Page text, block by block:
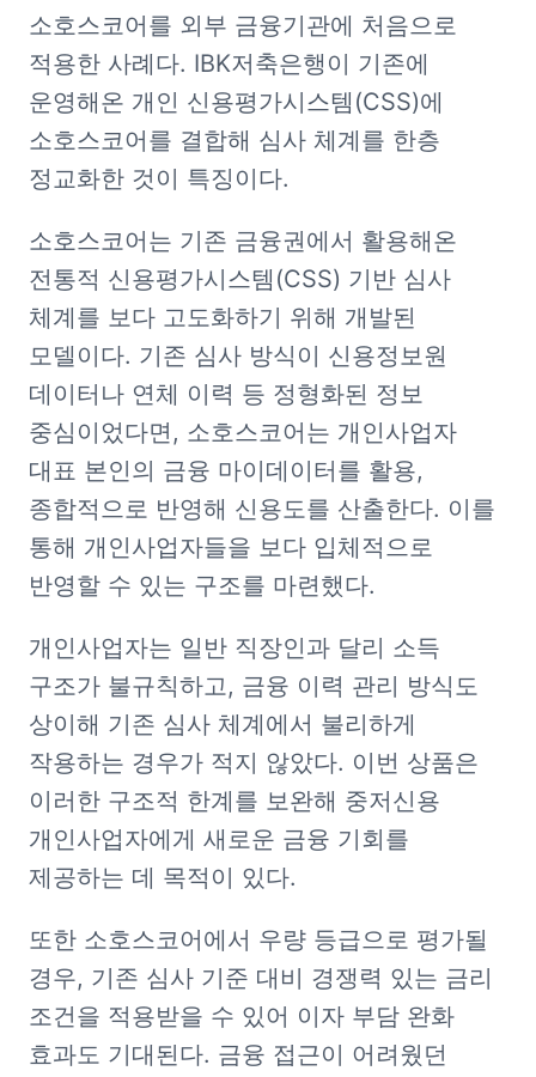
소호스코어를 외부 금융기관에 처음으로
적용한 사례다. IBK저축은행이 기존에
운영해온 개인 신용평가시스템(CSS)에
소호스코어를 결합해 심사 체계를 한층
정교화한 것이 특징이다.
소호스코어는 기존 금융권에서 활용해온
전통적 신용평가시스템(CSS) 기반 심사
체계를 보다 고도화하기 위해 개발된
모델이다. 기존 심사 방식이 신용정보원
데이터나 연체 이력 등 정형화된 정보
중심이었다면, 소호스코어는 개인사업자
대표 본인의 금융 마이데이터를 활용,
종합적으로 반영해 신용도를 산출한다. 이를
통해 개인사업자들을 보다 입체적으로
반영할 수 있는 구조를 마련했다.
개인사업자는 일반 직장인과 달리 소득
구조가 불규칙하고, 금융 이력 관리 방식도
상이해 기존 심사 체계에서 불리하게
작용하는 경우가 적지 않았다. 이번 상품은
이러한 구조적 한계를 보완해 중저신용
개인사업자에게 새로운 금융 기회를
제공하는 데 목적이 있다.
또한 소호스코어에서 우량 등급으로 평가될
경우, 기존 심사 기준 대비 경쟁력 있는 금리
조건을 적용받을 수 있어 이자 부담 완화
효과도 기대된다. 금융 접근이 어려웠던